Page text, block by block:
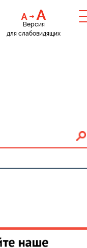
Версия
для слабовидящих